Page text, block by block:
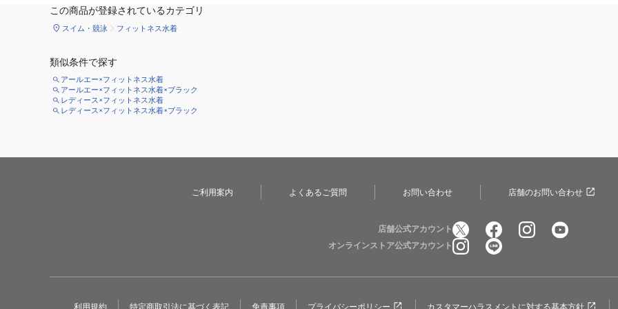
この商品が登録されているカテゴリ
スイム・競泳 フィットネス水着
類似条件で探す
アールエー×フィットネス水着
アールエー×フィットネス水着×ブラック
レディース×フィットネス水着
レディース×フィットネス水着×ブラック
ご利用案内 よくあるご質問 お問い合わせ 店舗のお問い合わせ
店舗公式アカウント
オンラインストア公式アカウント
利用規約 特定商取引法に基づく表記 免責事項 プライバシーポリシー カスタマーハラスメントに対する基本方針